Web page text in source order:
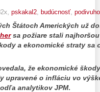
pskakal2 budúcnosť
Štátoch Amerických už
sa požiare stali
a ekonomické straty sa
že ekonomické
upravené o infláciu vo
analytikov JPM.